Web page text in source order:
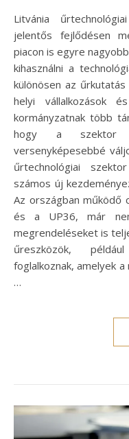
Litvánia űrtechnológiai szektora az utóbbi években
jelentős fejlődésen
piacon is egyre
kihasználni a
különösen az
helyi vállalkozások
kormányzatnak több
hogy a szektor
versenyképesebbé
űrtechnológiai
számos új
Az országban működő
és a UP36, már
megrendeléseket is
űreszközök,
foglalkoznak, amelyek
…